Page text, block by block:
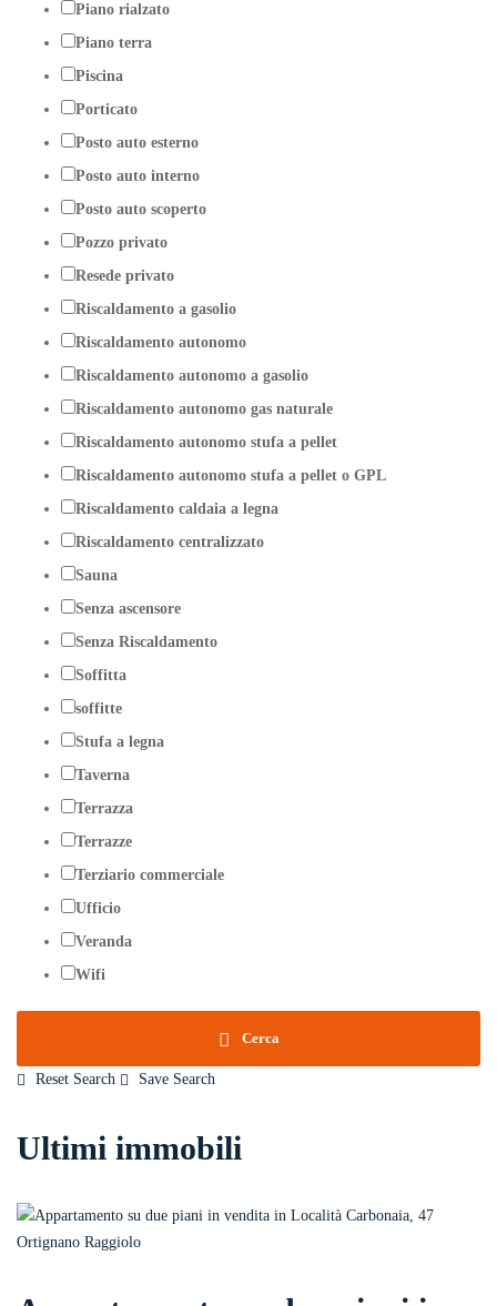
Piano rialzato
Piano terra
Piscina
Porticato
Posto auto esterno
Posto auto interno
Posto auto scoperto
Pozzo privato
Resede privato
Riscaldamento a gasolio
Riscaldamento autonomo
Riscaldamento autonomo a gasolio
Riscaldamento autonomo gas naturale
Riscaldamento autonomo stufa a pellet
Riscaldamento autonomo stufa a pellet o GPL
Riscaldamento caldaia a legna
Riscaldamento centralizzato
Sauna
Senza ascensore
Senza Riscaldamento
Soffitta
soffitte
Stufa a legna
Taverna
Terrazza
Terrazze
Terziario commerciale
Ufficio
Veranda
Wifi
Cerca
Reset Search Save Search
Ultimi immobili